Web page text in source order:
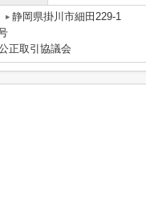
静岡県掛川市細田229-1
正取引協議会